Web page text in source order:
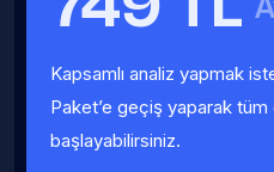
Kapsamlı analiz yapmak
Paket’e geçiş yaparak
başlayabilirsiniz.